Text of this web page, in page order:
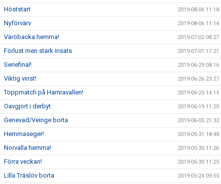
Höststart 2019-08-06 11:18
Nyförvärv 2019-08-06 11:14
Väröbacka hemma! 2019-07-02 08:27
Förlust men stark insats 2019-07-01 17:21
Seriefinal! 2019-06-29 08:16
Viktig vinst! 2019-06-26 23:27
Toppmatch på Hamravallen! 2019-06-25 14:15
Oavgjort i derbyt 2019-06-19 11:20
Genevad/Veinge borta 2019-06-05 21:32
Hemmaseger! 2019-05-31 18:48
Norvalla hemma! 2019-05-30 11:26
Förra veckan! 2019-05-30 11:25
Lilla Träslöv borta 2019-05-24 09:55